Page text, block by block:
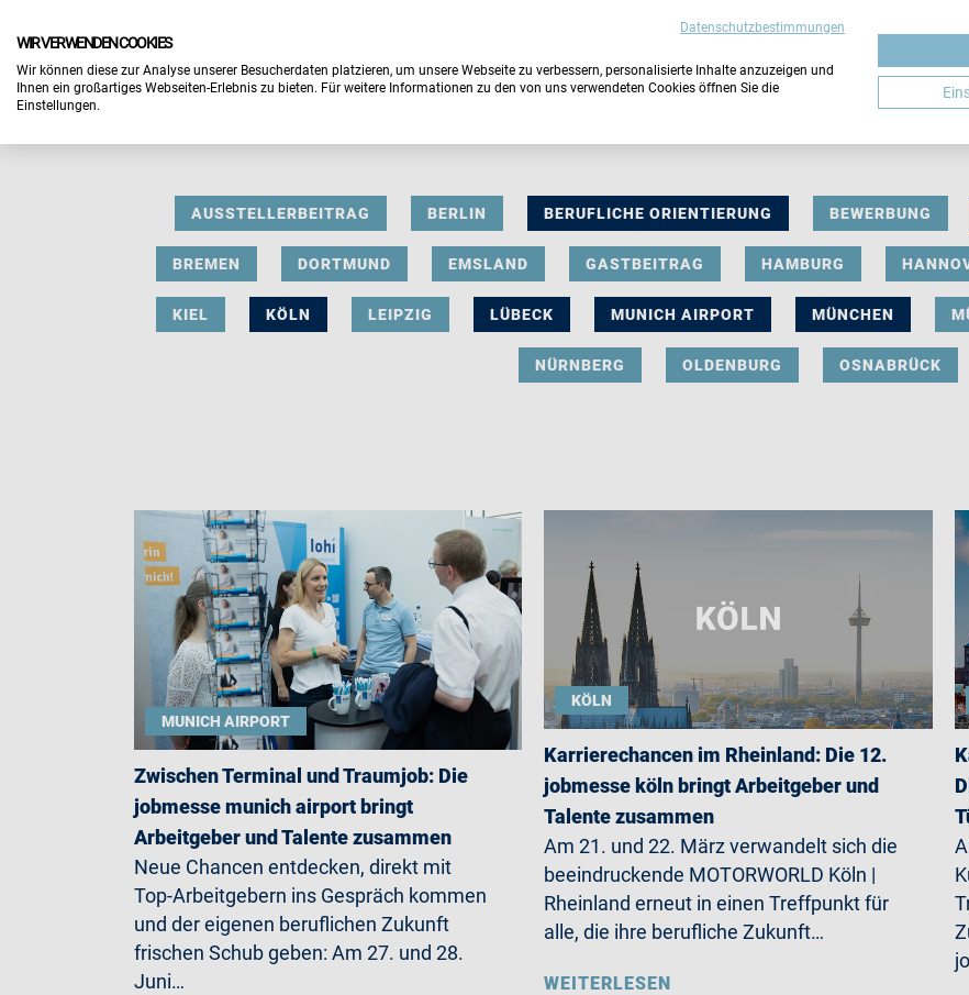
AUSSTELLERBEITRAG BERLIN BERUFLICHE ORIENTIERUNG BEWERBUNG
BREMEN DORTMUND EMSLAND GASTBEITRAG HAMBURG
KIEL KÖLN LEIPZIG LÜBECK MUNICH AIRPORT MÜNCHEN
NÜRNBERG OLDENBURG OSNABRÜCK
MUNICH AIRPORT
Zwischen Terminal und Traumjob: Die
jobmesse munich airport bringt
Arbeitgeber und Talente zusammen
Neue Chancen entdecken, direkt mit
Top-Arbeitgebern ins Gespräch kommen
und der eigenen beruflichen Zukunft
frischen Schub geben: Am 27. und 28.
Juni…
KÖLN
Karrierechancen im Rheinland: Die 12.
jobmesse köln bringt Arbeitgeber und
Talente zusammen
Am 21. und 22. März verwandelt sich die
beeindruckende MOTORWORLD Köln |
Rheinland erneut in einen Treffpunkt für
alle, die ihre berufliche Zukunft…
WEITERLESEN
Datenschutzbestimmungen
WIR VERWENDEN COOKIES
Wir können diese zur Analyse unserer Besucherdaten platzieren, um unsere Webseite zu verbessern, personalisierte Inhalte anzuzeigen und
Ihnen ein großartiges Webseiten-Erlebnis zu bieten. Für weitere Informationen zu den von uns verwendeten Cookies öffnen Sie die
Einstellungen.